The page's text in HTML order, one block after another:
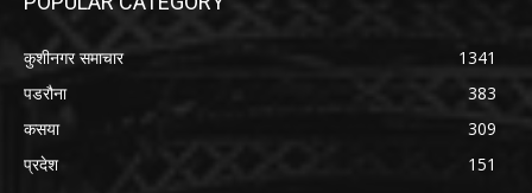
कुशीनगर समाचार
1341
पडरौना
383
कसया
309
प्रदेश
151